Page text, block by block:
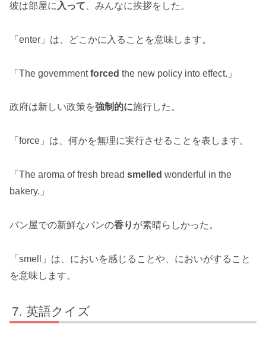
彼は部屋に 入って 、みんなに挨拶をした。
「enter」は、どこかに入ることを意味します。
「The governmentforced the new policy into effect.」
政府は新しい政策を強制的に施行した。
「force」は、何かを無理に実行させることを表します。
「The aroma of fresh bread smelled wonderful in the
bakery.」
パン屋での新鮮なパンの香り が素晴らしかった。
「smell」は、においを感じることや、においがすること
を意味します。
英語クイズ